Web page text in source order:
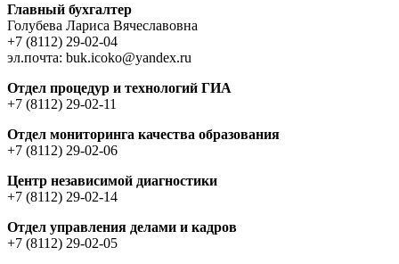
Главный бухгалтер
Голубева Лариса Вячеславовна
+7 (8112) 29-02-04
эл.почта: buk.icoko@yandex.ru
Отдел процедур и технологий ГИА
+7 (8112) 29-02-11
Отдел мониторинга качества образования
+7 (8112) 29-02-06
Центр независимой диагностики
+7 (8112) 29-02-14
Отдел управления делами и кадров
+7 (8112) 29-02-05